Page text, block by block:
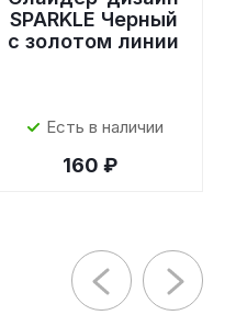
SPARKLE Черный
с золотом линии
Есть в наличии
160 ₽